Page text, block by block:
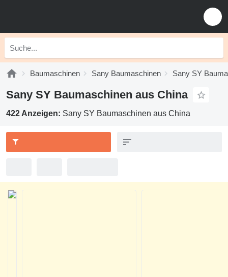
Baumaschinen Sany Baumaschinen Sany SY
Sany SY Baumaschinen aus China
422 Anzeigen: Sany SY Baumaschinen aus China